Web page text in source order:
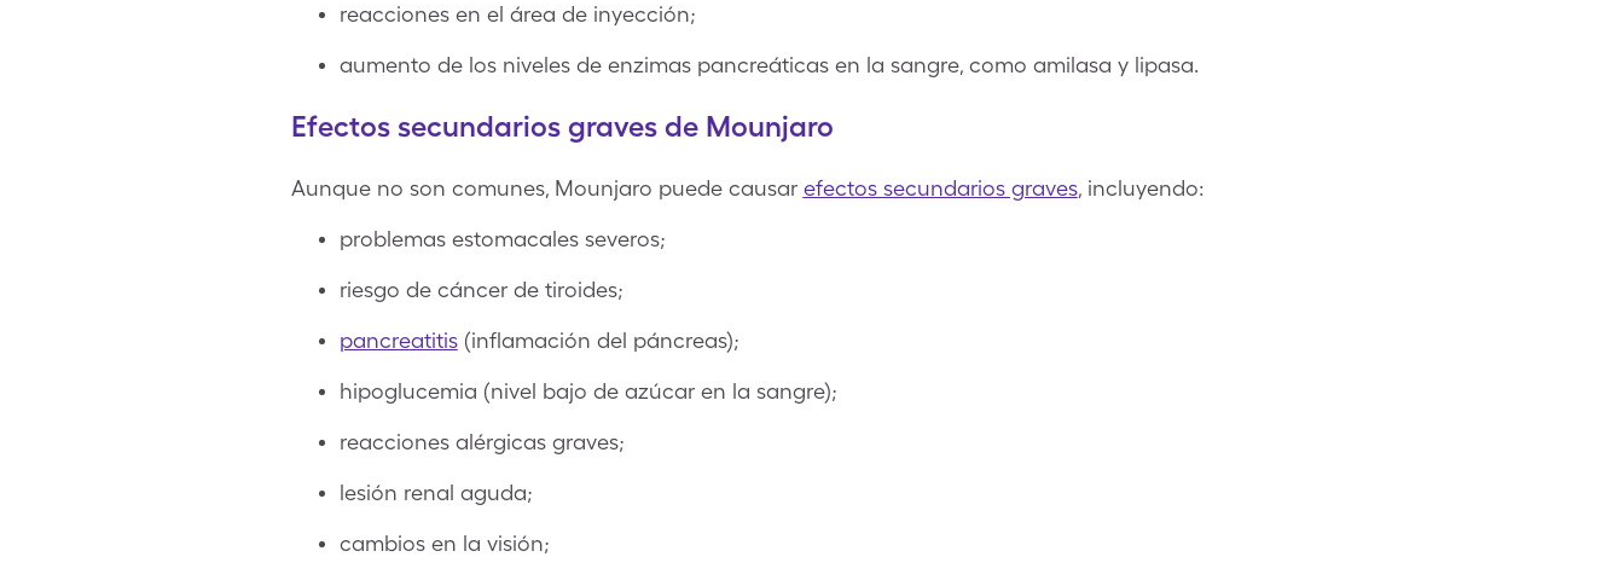
reacciones en el área de inyección;
aumento de los niveles de enzimas pancreáticas en la sangre, como amilasa y lipasa.
Efectos secundarios graves de Mounjaro
Aunque no son comunes, Mounjaro puede causar efectos secundarios graves, incluyendo:
problemas estomacales severos;
riesgo de cáncer de tiroides;
pancreatitis(inflamación del páncreas);
hipoglucemia (nivel bajo de azúcar en la sangre);
reacciones alérgicas graves;
lesión renal aguda;
cambios en la visión;